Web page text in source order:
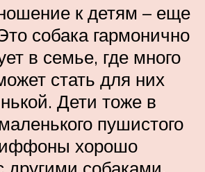
к детям – еще
собака гармонично
в семье, где много
стать для них
Дети тоже в
пушистого
хорошо